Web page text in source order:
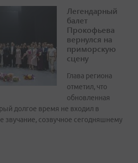
Легендарный
балет
Прокофьева
вернулся на
приморскую
сцену
Глава региона
отметил, что
обновленная
долгое время не входил в
звучание, созвучное сегодняшнему